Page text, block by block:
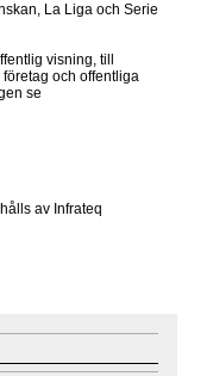
La Liga och Serie
visning, till
och offentliga
se
av Infrateq